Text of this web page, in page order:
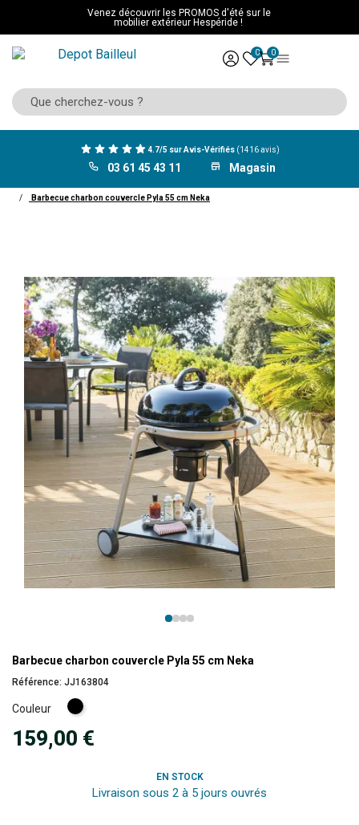
Venez découvrir les PROMOS d'été sur le
mobilier extérieur Hespéride !
0 0
4.7/5 sur Avis-Vérifiés (1416 avis)
03 61 45 43 11 Magasin
Barbecue charbon couvercle Pyla 55 cm Neka
Barbecue charbon couvercle Pyla 55 cm Neka
Référence: JJ163804
Couleur
Noir
159,00 €
EN STOCK
Livraison sous 2 à 5 jours ouvrés